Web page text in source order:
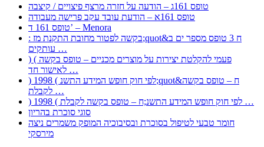
טופס 161ג – הודעה על חזרה מרצף פיצויים / קיצבה
טופס 161א – הודעת עובד עקב פרישה מעבודה
טופס 161 ד’ – Menora
: בקשה לפטור מחובת התקנת מז;quot&ח 3 טופס מספר ים ב
עותקים …
) ( פעמי להקלטת יצירות על מוצרים מכניים – טופס בקשה
לאישור חד …
) 1998 ( לפי חוק חופש המידע התשנ;quot&ח – טופס בקשה
לקבלת …
) 1998 ( לפי חוק חופש המידע התשנ;ח – טופס בקשה לקבלת …
סוגי סוכרת בהריון
חומר טבעי לטיפול בסוכרת ובסיבוכיה המופק משמרים ניצה
מירסקי